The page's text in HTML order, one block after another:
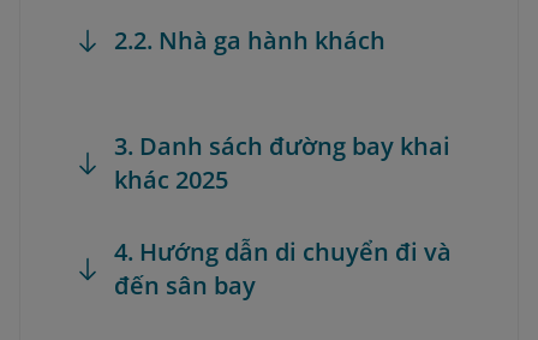
2.2. Nhà ga hành khách
3. Danh sách đường bay khai
khác 2025
4. Hướng dẫn di chuyển đi và
đến sân bay